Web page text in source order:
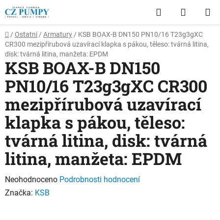
Přejít
na
obsah
Hledat
KOŠÍK
Domů
/ Ostatní / Armatury / KSB BOAX-B DN150 PN10/16 T23g3gXC
CR300 mezipřírubová uzavírací klapka s pákou, těleso: tvárná litina,
disk: tvárná litina, manžeta: EPDM
KSB BOAX-B DN150
PN10/16 T23g3gXC CR300
mezipřírubová uzavírací
klapka s pákou, těleso:
tvárná litina, disk: tvárná
litina, manžeta: EPDM
Průměrné
hodnocení
Neohodnoceno Podrobnosti hodnocení
Značka: KSB